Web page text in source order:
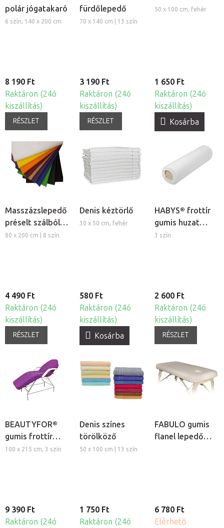
polár jógatakaró
6 szín, 140 x 200 cm
8 190 Ft
Raktáron (24ó
kiszállítás)
RÉSZLET
fürdőlepedő
70 x 140 cm | 13 szín
3 190 Ft
Raktáron (24ó
kiszállítás)
RÉSZLET
50 x 100 cm, fehér
1 650 Ft
Raktáron (24ó
kiszállítás)
Kosárba
Masszázslepedő
préselt szálból,
5db
80 x 200 cm | 8 szín
4 490 Ft
Raktáron (24ó
kiszállítás)
RÉSZLET
Denis kéztörlő
30 x 50 cm, fehér
580 Ft
Raktáron (24ó
kiszállítás)
Kosárba
HABYS® frottír
gumis huzat
hengerpárnára
3 szín
2 600 Ft
Raktáron (24ó
kiszállítás)
RÉSZLET
BEAUTYFOR®
gumis frottír
kozmetikai
100 x 215 cm, 3 szín
9 390 Ft
Raktáron (24ó
Denis színes
törölköző
50 x 100 cm | 13 szín
1 750 Ft
Raktáron (24ó
FABULO gumis
flanel lepedő
6 780 Ft
Elérhető